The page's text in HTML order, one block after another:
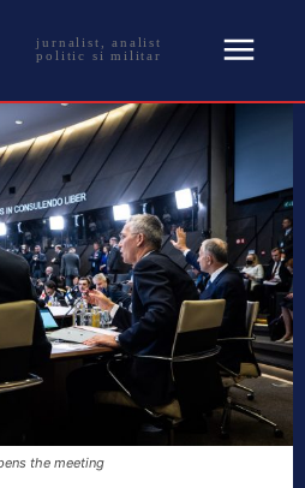
jurnalist, analist
politic si militar
the meeting